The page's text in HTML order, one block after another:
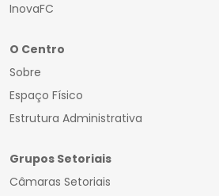
InovaFC
O Centro
Sobre
Espaço Físico
Estrutura Administrativa
Grupos Setoriais
Câmaras Setoriais